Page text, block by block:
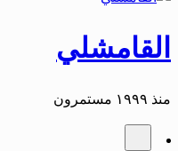
القامشلي
منذ ١٩٩٩ مستمرون